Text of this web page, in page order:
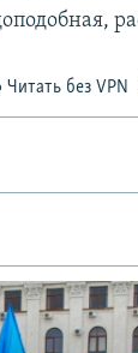
Читать без VPN